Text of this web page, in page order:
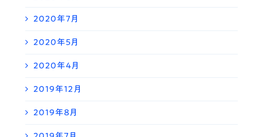
2020年7月
2020年5月
2020年4月
2019年12月
2019年8月